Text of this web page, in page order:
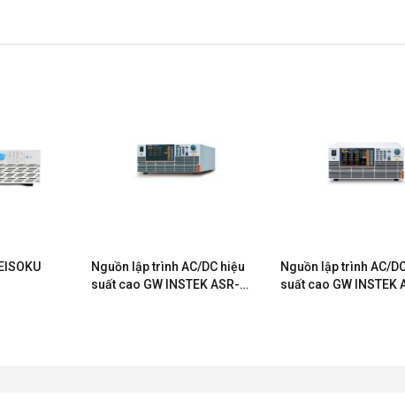
Nguồn lập trình AC/DC hiệu
suất cao GW INSTEK ASR-
Nguồn lập trình AC/
suất cao GW INSTEK